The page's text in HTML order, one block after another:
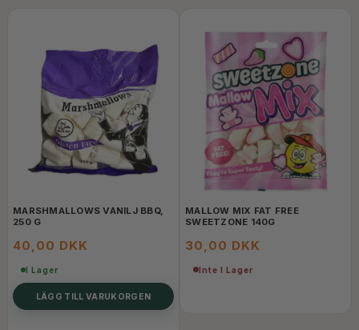
MARSHMALLOWS VANILJ BBQ,
250 G
40,00 DKK
I Lager
LÄGG TILL VARUKORGEN
MALLOW MIX FAT FREE
SWEETZONE 140G
30,00 DKK
Inte I Lager